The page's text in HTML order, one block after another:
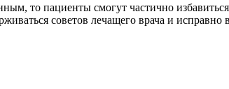
то пациенты смогут частично
советов лечащего врача и